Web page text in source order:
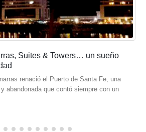
Suites & Towers… un sueño
renació el Puerto de Santa Fe, una
abandonada que contó siempre con un